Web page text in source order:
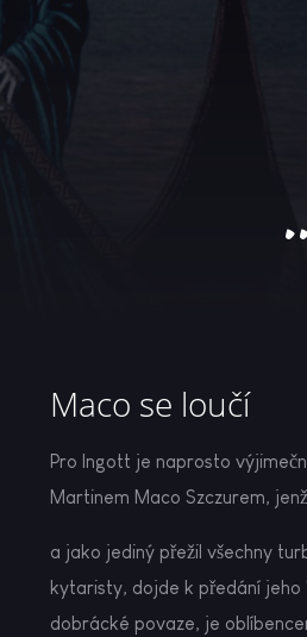
Maco se loučí
Pro Ingott je naprosto
Martinem Maco Szczurem,
a jako jediný přežil všechny
kytaristy, dojde k předání
dobrácké povaze, je